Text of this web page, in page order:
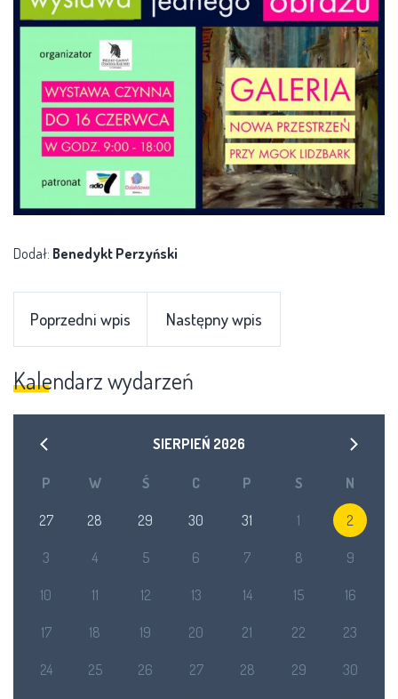
Dodał: Benedykt Perzyński
Poprzedni wpis Następny wpis
Kalendarz wydarzeń
SIERPIEŃ 2026
P W Ś C P S N
27 28 29 30 31 1 2
3 4 5 6 7 8 9
10 11 12 13 14 15 16
17 18 19 20 21 22 23
24 25 26 27 28 29 30